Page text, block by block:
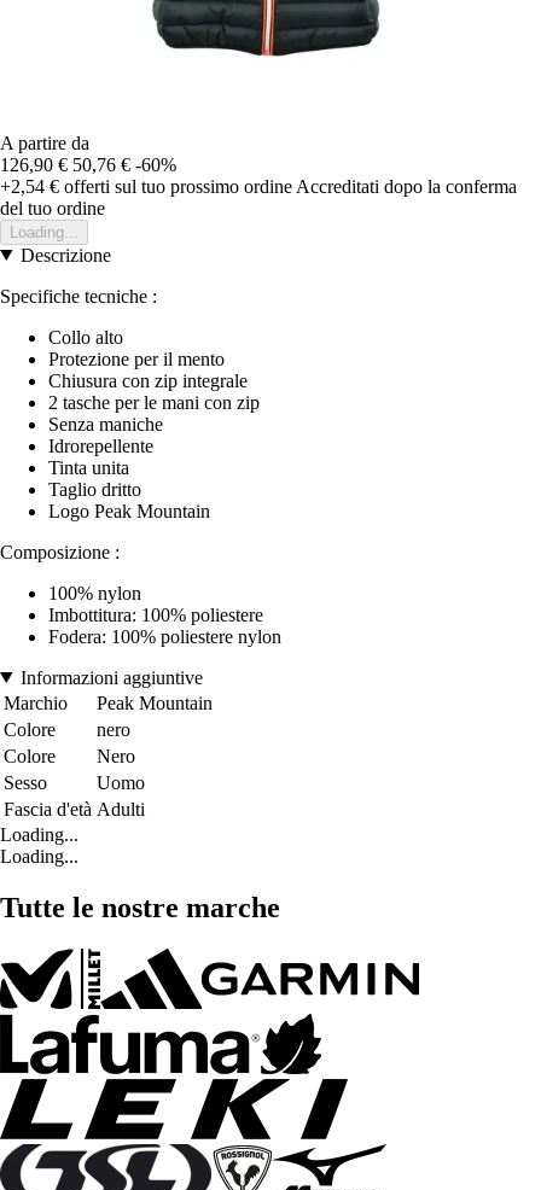
A partire da
126,90 € 50,76 € -60%
+2,54 € offerti sul tuo prossimo ordine Accreditati dopo la conferma
del tuo ordine
Loading...
Descrizione
Specifiche tecniche :
Collo alto
Protezione per il mento
Chiusura con zip integrale
2 tasche per le mani con zip
Senza maniche
Idrorepellente
Tinta unita
Taglio dritto
Logo Peak Mountain
Composizione :
100% nylon
Imbottitura: 100% poliestere
Fodera: 100% poliestere nylon
Informazioni aggiuntive
Marchio
Peak Mountain
Colore
nero
Colore
Nero
Sesso
Uomo
Fascia d'età Adulti
Loading...
Loading...
Tutte le nostre marche